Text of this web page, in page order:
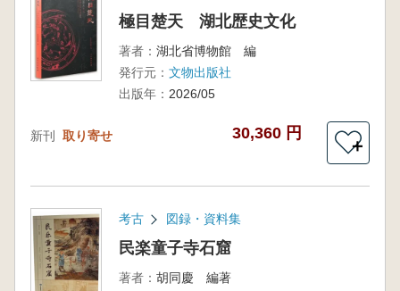
極目楚天 湖北歴史文化
著者： 湖北省博物館 編
発行元： 文物出版社
出版年： 2026/05
新刊 取り寄せ 30,360 円
＋
考古 図録・資料集
民楽童子寺石窟
著者： 胡同慶 編著